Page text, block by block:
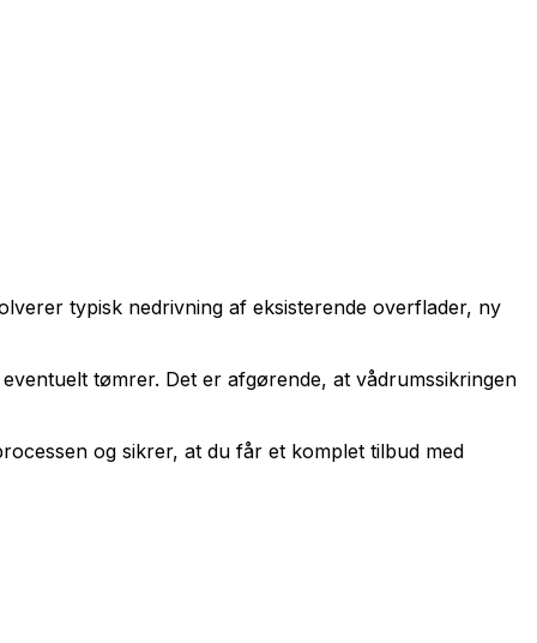
typisk nedrivning af eksisterende overflader, ny
tømrer. Det er afgørende, at vådrumssikringen
og sikrer, at du får et komplet tilbud med